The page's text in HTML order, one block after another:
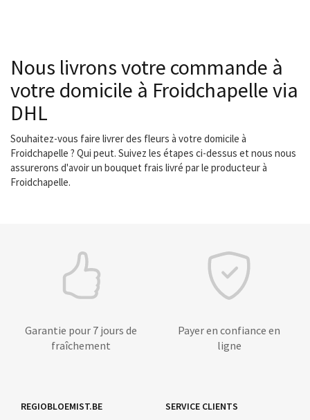
Nous livrons votre commande à
votre domicile à Froidchapelle via
DHL
Souhaitez-vous faire livrer des fleurs à votre domicile à
Froidchapelle ? Qui peut. Suivez les étapes ci-dessus et nous nous
assurerons d'avoir un bouquet frais livré par le producteur à
Froidchapelle.
Garantie pour 7 jours de
fraîchement
Payer en confiance en
ligne
REGIOBLOEMIST.BE SERVICE CLIENTS